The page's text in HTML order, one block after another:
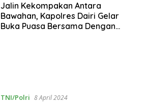
Jalin Kekompakan Antara
Bawahan, Kapolres Dairi Gelar
Buka Puasa Bersama Dengan
TNI/Polri 8 April 2024